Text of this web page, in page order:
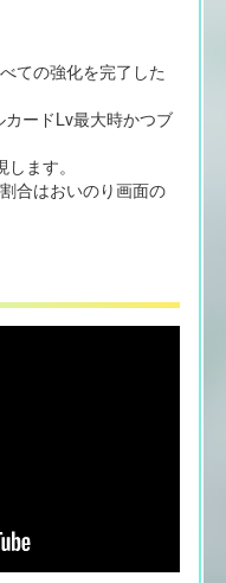
ての強化を完了した
ードLv最大時かつブ
ます。
合はおいのり画面の